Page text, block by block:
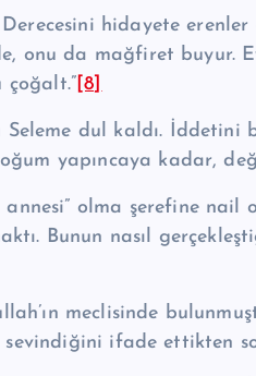
Derecesini hidayete
onu da mağfiret bu­yur.
[8]
Seleme dul kaldı. İddetini
yapıncaya kadar,
annesi” olma şerefine
Bunun nasıl
meclisinde
ifade ettik­ten